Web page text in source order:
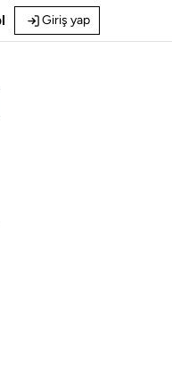
Giriş yap